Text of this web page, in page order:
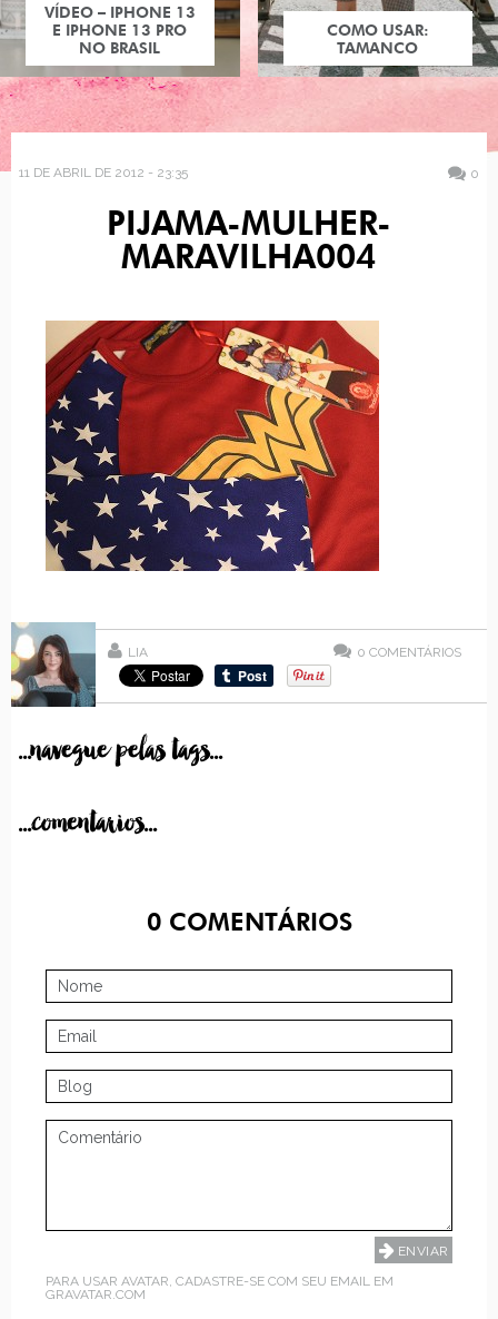
VÍDEO – IPHONE 13
E IPHONE 13 PRO
NO BRASIL
COMO USAR:
TAMANCO
11 DE ABRIL DE 2012 - 23:35 0
PIJAMA-MULHER-
MARAVILHA004
LIA 0 COMENTÁRIOS
...navegue pelas tags...
...comentarios...
0COMENTÁRIOS
PARA USAR AVATAR, CADASTRE-SE COM SEU EMAIL EM
GRAVATAR.COM